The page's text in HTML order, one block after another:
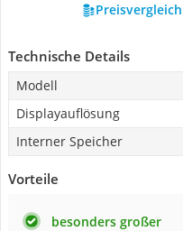
Technische Details
Modell
Displayauflösung
Interner Speicher
Vorteile
besonders großer